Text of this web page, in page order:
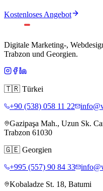
Kostenloses Angebot
Digitale Marketing-,
Trabzon und Georgien.
🇹🇷 Türkei
+90 (538) 058 11 22
Gazipaşa Mah., Uzun Sk.
Trabzon 61030
🇬🇪 Georgien
+995 (557) 90 84 33
Kobaladze St. 18, Batumi